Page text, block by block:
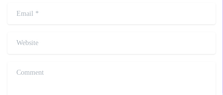
Email
Website
Comment